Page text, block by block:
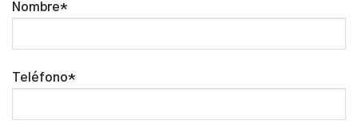
Nombre*
Teléfono*